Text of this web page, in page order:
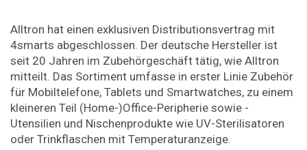
Alltron hat einen exklusiven Distributionsvertrag mit
4smarts abgeschlossen. Der deutsche Hersteller ist
seit 20 Jahren im Zubehörgeschäft tätig, wie Alltron
mitteilt. Das Sortiment umfasse in erster Linie Zubehör
für Mobiltelefone, Tablets und Smartwatches, zu einem
kleineren Teil (Home-)Office-Peripherie sowie -
Utensilien und Nischenprodukte wie UV-Sterilisatoren
oder Trinkflaschen mit Temperaturanzeige.